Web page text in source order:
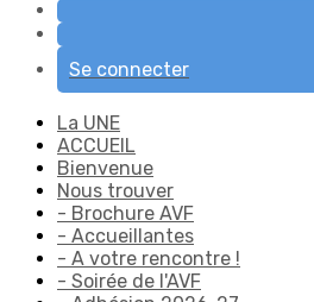
Se connecter
La UNE
ACCUEIL
Bienvenue
Nous trouver
- Brochure AVF
- Accueillantes
- A votre rencontre !
- Soirée de l'AVF